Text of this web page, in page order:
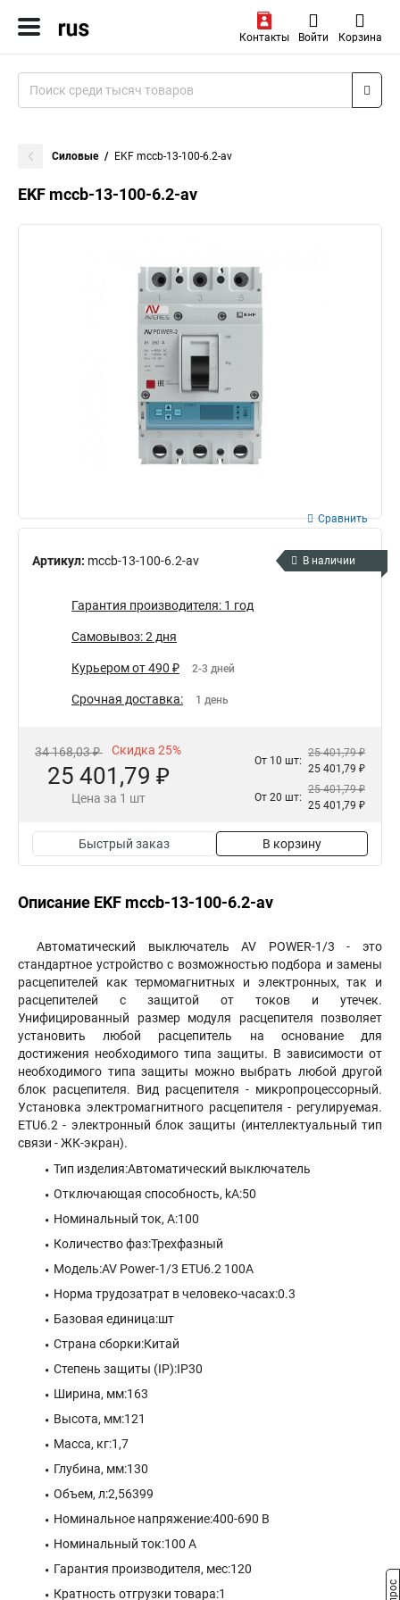
Контакты Войти Корзина
Силовые EKF mccb-13-100-6.2-av
EKF mccb-13-100-6.2-av
Артикул: mccb-13-100-6.2-av
Сравнить
В наличии
Гарантия производителя: 1 год
Самовывоз: 2 дня
Курьером от 490 ₽ 2-3 дней
Срочная доставка: 1 день
34 168,03 ₽ Скидка 25%
25 401,79 ₽
Цена за 1 шт
От 10 шт:
25 401,79 ₽
25 401,79 ₽
От 20 шт:
25 401,79 ₽
25 401,79 ₽
Быстрый заказ В корзину
Описание EKF mccb-13-100-6.2-av
Автоматический выключатель AV POWER-1/3 - это
стандартное устройство с возможностью подбора и замены
расцепителей как термомагнитных и электронных, так и
расцепителей с защитой от токов и утечек.
Унифицированный размер модуля расцепителя позволяет
установить любой расцепитель на основание для
достижения необходимого типа защиты. В зависимости от
необходимого типа защиты можно выбрать любой другой
блок расцепителя. Вид расцепителя - микропроцессорный.
Установка электромагнитного расцепителя - регулируемая.
ETU6.2 - электронный блок защиты (интеллектуальный тип
связи - ЖК-экран).
Тип изделия:Автоматический выключатель
Отключающая способность, kA:50
Номинальный ток, А:100
Количество фаз:Трехфазный
Модель:AV Power-1/3 ETU6.2 100A
Норма трудозатрат в человеко-часах:0.3
Базовая единица:шт
Страна сборки:Китай
Степень защиты (IP):IP30
Ширина, мм:163
Высота, мм:121
Масса, кг:1,7
Глубина, мм:130
Объем, л:2,56399
Номинальное напряжение:400-690 В
Номинальный ток:100 A
Гарантия производителя, мес:120
Кратность отгрузки товара:1